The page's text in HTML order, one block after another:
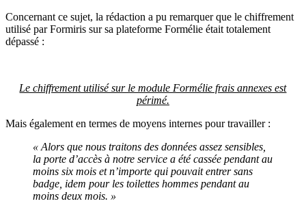
Concernant ce sujet, la rédaction a pu remarquer que le chiffrement
utilisé par Formiris sur sa plateforme Formélie était totalement
dépassé :
Le chiffrement utilisé sur le module Formélie frais annexes est
périmé.
Mais également en termes de moyens internes pour travailler :
« Alors que nous traitons des données assez sensibles,
la porte d’accès à notre service a été cassée pendant au
moins six mois et n’importe qui pouvait entrer sans
badge, idem pour les toilettes hommes pendant au
moins deux mois. »